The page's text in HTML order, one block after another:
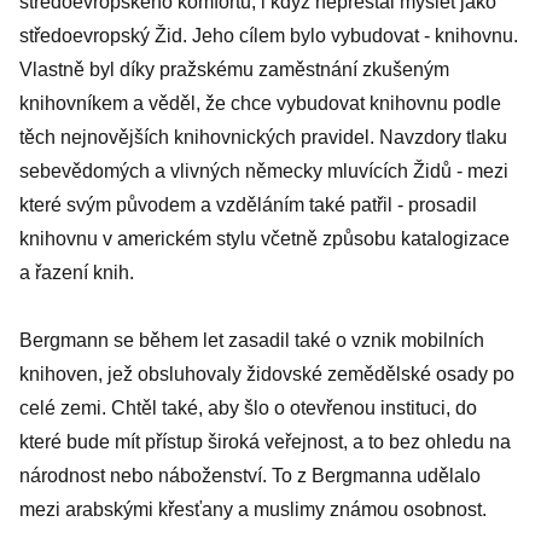
středoevropský Žid. Jeho cílem bylo vybudovat - knihovnu.
Vlastně byl díky pražskému zaměstnání zkušeným
knihovníkem a věděl, že chce vybudovat knihovnu podle
těch nejnovějších knihovnických pravidel. Navzdory tlaku
sebevědomých a vlivných německy mluvících Židů - mezi
které svým původem a vzděláním také patřil - prosadil
knihovnu v americkém stylu včetně způsobu katalogizace
a řazení knih.
Bergmann se během let zasadil také o vznik mobilních
knihoven, jež obsluhovaly židovské zemědělské osady po
celé zemi. Chtěl také, aby šlo o otevřenou instituci, do
které bude mít přístup široká veřejnost, a to bez ohledu na
národnost nebo náboženství. To z Bergmanna udělalo
mezi arabskými křesťany a muslimy známou osobnost.